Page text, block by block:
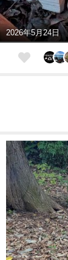
2026年5月24日